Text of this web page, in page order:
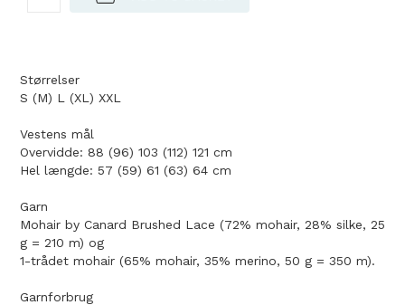
Størrelser
S (M) L (XL) XXL
Vestens mål
Overvidde: 88 (96) 103 (112) 121 cm
Hel længde: 57 (59) 61 (63) 64 cm
Garn
Mohair by Canard Brushed Lace (72% mohair, 28% silke, 25
g = 210 m) og
1-trådet mohair (65% mohair, 35% merino, 50 g = 350 m).
Garnforbrug